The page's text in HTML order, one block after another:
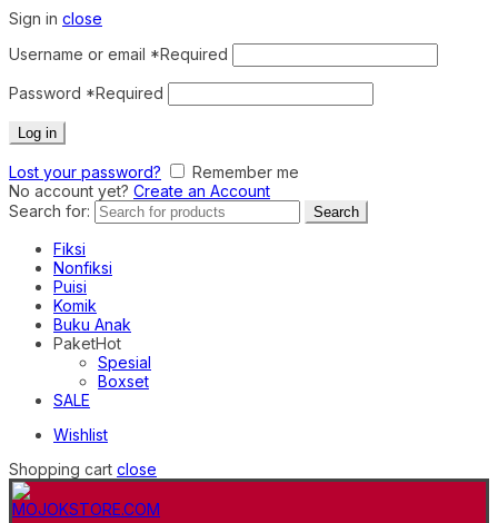
Sign in close
Username or email *Required
Password *Required
Log in
Lost your password?
Remember me
No account yet? Create an Account
Search for:
Search
Fiksi
Nonfiksi
Puisi
Komik
Buku Anak
PaketHot
Spesial
Boxset
SALE
Wishlist
Shopping cart close